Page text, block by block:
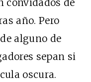
convidados de
año. Pero
alguno de
sepan si
oscura.